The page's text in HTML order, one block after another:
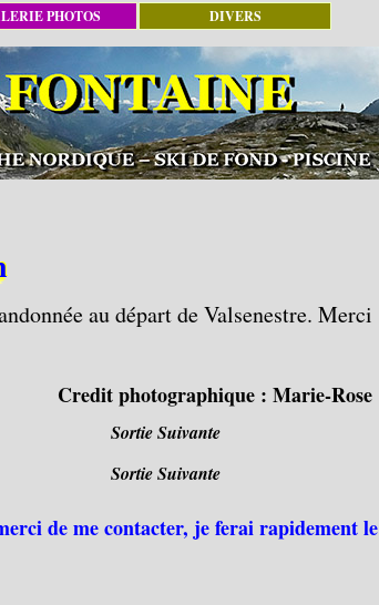
PHOTOS DIVERS
au départ de Valsenestre. Merci
Credit photographique : Marie-Rose
Sortie Suivante
Sortie Suivante
de me contacter, je ferai rapidement le